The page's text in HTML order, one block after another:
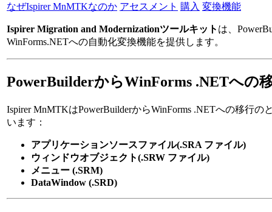
なぜIspirer MnMTKなのか アセスメント 購入 変換機能
Ispirer Migration and Modernizationツールキット は、
WinForms.NETへの自動化変換機能を提供します。
PowerBuilderからWinForms .NETへの
Ispirer MnMTKはPowerBuilderからWinForms .NETへの移行の
います：
アプリケーションソースファイル(.SRA ファイル)
ウィンドウオブジェクト(.SRW ファイル)
メニュー (.SRM)
DataWindow (.SRD)